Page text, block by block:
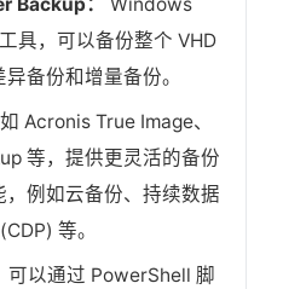
具，可以备份整个 VHD
备份和增量备份。
如 Acronis True Image、
等，提供更灵活的备份
例如云备份、持续数据
等。
可以通过 PowerShell 脚